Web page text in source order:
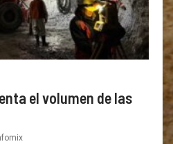
el volumen de las